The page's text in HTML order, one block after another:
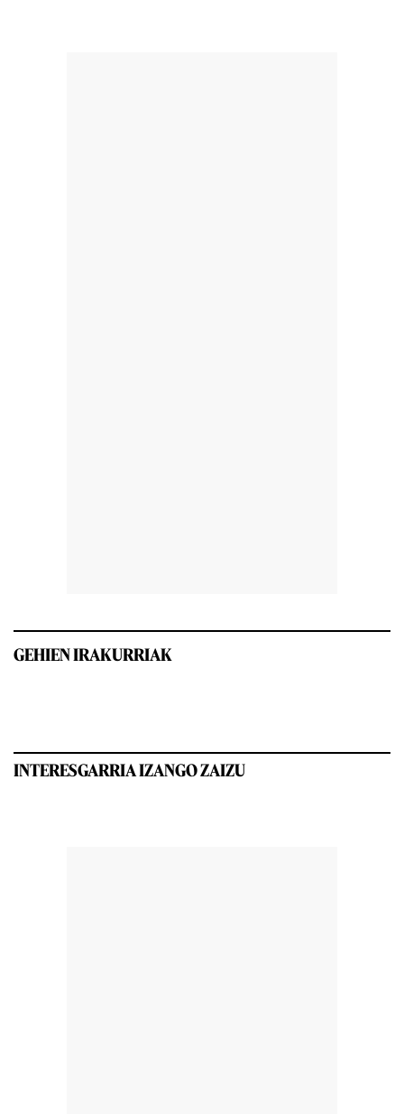
GEHIEN IRAKURRIAK
INTERESGARRIA IZANGO ZAIZU